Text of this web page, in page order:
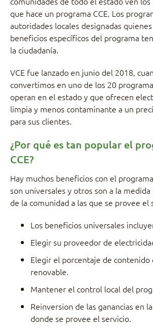
que hace un programa CCE. Los
autoridades locales designadas
beneficios específicos del programa
la ciudadanía.
VCE fue lanzado en junio del 2018,
convertimos en uno de los 20
operan en el estado y que ofrecen
limpia y menos contaminante a un
para sus clientes.
¿Por qué es tan popular el
CCE?
Hay muchos beneficios con el
son universales y otros son a la
de la comunidad a las que se provee el
Los beneficios universales
Elegir su proveedor de
Elegir el porcentaje de contenido
renovable.
Mantener el control local del
Reinversion de las ganancias en
donde se provee el servicio.